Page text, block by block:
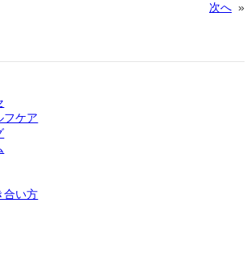
次へ »
フケア
合い方